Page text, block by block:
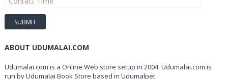
ABOUT UDUMALAI.COM
Udumalai.com is a Online Web store setup in 2004. Udumalai.com is
run by Udumalai Book Store based in Udumalpet.